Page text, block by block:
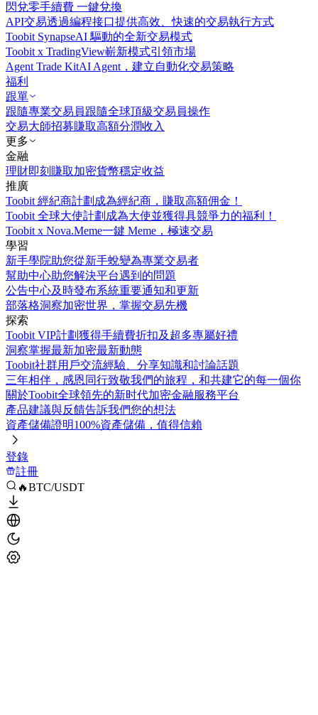
閃兌零手續費 一鍵兌換
API交易透過編程接口提供高效、快速的交易執行方式
Toobit SynapseAI 驅動的全新交易模式
Toobit x TradingView嶄新模式引領市場
Agent Trade KitAI Agent，建立自動化交易策略
福利
跟單
跟隨專業交易員跟隨全球頂級交易員操作
交易大師招募賺取高額分潤收入
更多
金融
理財即刻賺取加密貨幣穩定收益
推廣
Toobit 經紀商計劃 成為經紀商，賺取高額佣金！
Toobit 全球大使計劃 成為大使並獲得具競爭力的福利！
Toobit x Nova.Meme一鍵 Meme，極速交易
學習
新手學院助您從新手蛻變為專業交易者
幫助中心助您解決平台遇到的問題
公告中心及時發布系統重要通知和更新
部落格洞察加密世界，掌握交易先機
探索
Toobit VIP計劃獲得手續費折扣及超多專屬好禮
洞察掌握最新加密最新動態
Toobit社群用戶交流經驗、分享知識和討論話題
三年相伴，感恩同行致敬我們的旅程，和共建它的每一個你
關於Toobit全球領先的新时代加密金融服務平台
產品建議與反饋告訴我們您的想法
資產儲備證明100%資產儲備，值得信賴
登錄
註冊
🔥BTC/USDT